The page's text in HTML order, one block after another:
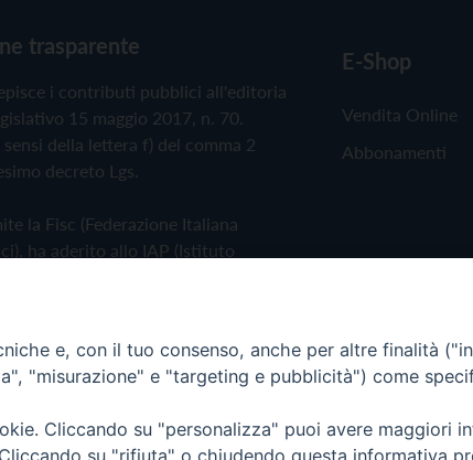
trasparente
i contributi pubblici all'editoria
15 maggio 2017, n. 70.
della lettera f) del comma 2
decreto Lgs.
la Fisc (Federazione Italiana
ha aderito allo IAP (Istituto
Cookie Policy
E-Shop
Vendita Online
Abbonamenti
e, con il tuo consenso, anche per altre finalità
"misurazione" e "targeting e pubblicità") come
Cliccando su "personalizza" puoi avere maggiori